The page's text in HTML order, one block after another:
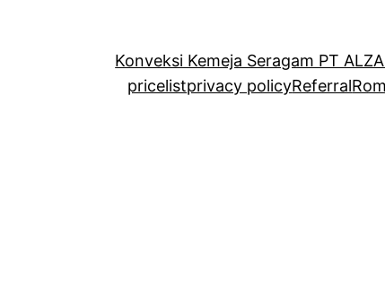
Konveksi Kemeja Seragam PT
pricelistprivacy policyReferral